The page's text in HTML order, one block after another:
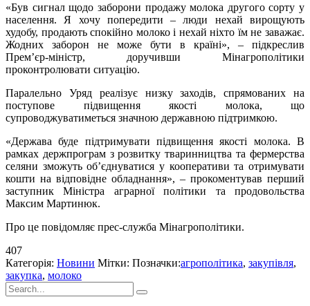
«Був сигнал щодо заборони продажу молока другого сорту у
населення. Я хочу попередити – люди нехай вирощують
худобу, продають спокійно молоко і нехай ніхто їм не заважає.
Жодних заборон не може бути в країні», – підкреслив
Прем’єр-міністр, доручивши Мінагрополітики
проконтролювати ситуацію.
Паралельно Уряд реалізує низку заходів, спрямованих на
поступове підвищення якості молока, що
супроводжуватиметься значною державною підтримкою.
«Держава буде підтримувати підвищення якості молока. В
рамках держпрограм з розвитку тваринництва та фермерства
селяни зможуть об’єднуватися у кооперативи та отримувати
кошти на відповідне обладнання», – прокоментував перший
заступник Міністра аграрної політики та продовольства
Максим Мартинюк.
Про це повідомляє прес-служба Мінагрополітики.
407
Категорія: Новини Мітки: Позначки:агрополітика, закупівля,
закупка, молоко